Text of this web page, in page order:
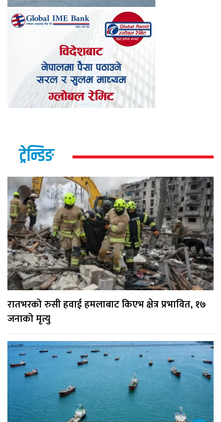
ट्रेन्डिङ
रातभरको रुसी हवाई हमलाबाट किएभ क्षेत्र प्रभावित, १७
जनाको मृत्यु